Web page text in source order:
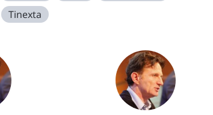
Tinexta